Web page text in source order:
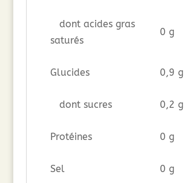
dont acides gras
saturés
0 g
Glucides 0,9 g
dont sucres 0,2 g
Protéines 0 g
Sel 0 g